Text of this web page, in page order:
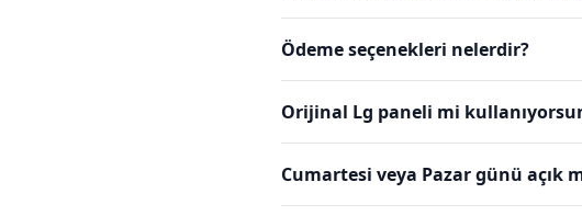
Ödeme seçenekleri nelerdir?
Orijinal Lg paneli mi
Cumartesi veya Pazar günü açık